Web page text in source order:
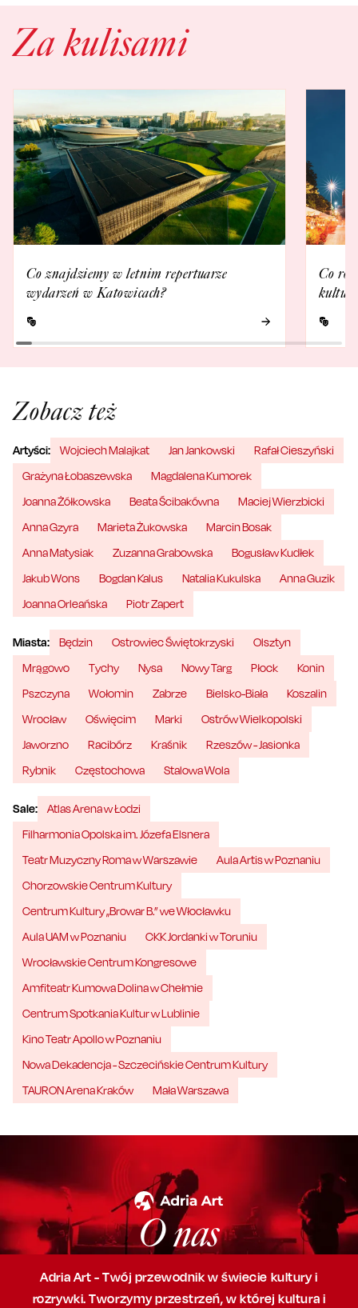
Za kulisami
Co znajdziemy w letnim repertuarze
wydarzeń w Katowicach?
Co
Zobacz też
Artyści: Wojciech Malajkat Jan Jankowski
Rafał Cieszyński
Grażyna Łobaszewska
Magdalena Kumorek
Joanna Żółkowska
Beata Ścibakówna
Maciej Wierzbicki
Anna Gzyra
Marieta Żukowska
Marcin Bosak
Anna Matysiak
Zuzanna Grabowska
Bogusław Kudłek
Jakub Wons
Bogdan Kalus Natalia Kukulska
Anna Guzik
Joanna Orleańska
Piotr Zapert
Miasta: Będzin Ostrowiec Świętokrzyski
Olsztyn
Mrągowo
Tychy Nysa Nowy Targ Płock
Konin
Pszczyna
Wołomin Zabrze Bielsko-Biała
Koszalin
Wrocław
Oświęcim Marki
Ostrów Wielkopolski
Jaworzno
Racibórz Kraśnik
Rzeszów - Jasionka
Rybnik
Częstochowa Stalowa Wola
Sale:
Atlas Arena w Łodzi
Filharmonia Opolska im. Józefa Elsnera
Teatr Muzyczny Roma w Warszawie
Aula Artis w Poznaniu
Chorzowskie Centrum Kultury
Centrum Kultury „Browar B.” we Włocławku
Aula UAM w Poznaniu
CKK Jordanki w Toruniu
Wrocławskie Centrum Kongresowe
Amfiteatr Kumowa Dolina w Chełmie
Centrum Spotkania Kultur w Lublinie
Kino Teatr Apollo w Poznaniu
Nowa Dekadencja - Szczecińskie Centrum Kultury
TAURON Arena Kraków
Mała Warszawa
O nas
Adria Art - Twój przewodnik w świecie kultury i
rozrywki. Tworzymy przestrzeń,w której kultura i